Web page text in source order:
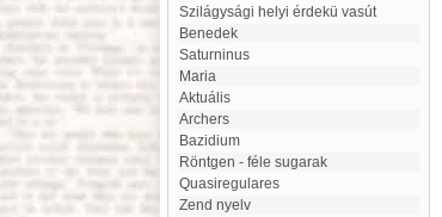
Szilágysági helyi érdekü vasút
Benedek
Saturninus
Maria
aktuális
Archers
bazidium
Röntgen - féle sugarak
Quasiregulares
Zend nyelv